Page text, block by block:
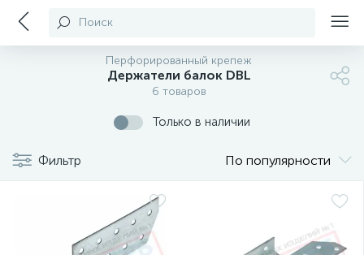
Поиск
Перфорированный крепеж
Держатели балок DBL
6 товаров
Только в наличии
Фильтр По популярности